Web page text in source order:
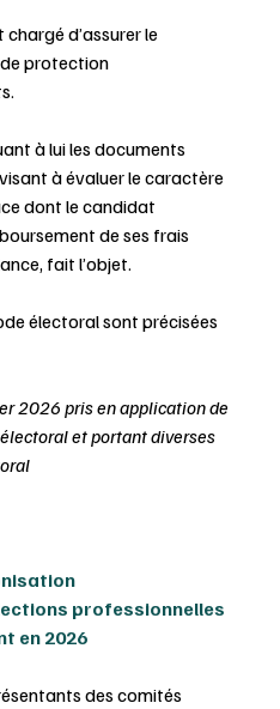
chargé d’assurer le
protection
à lui les documents
à évaluer le caractère
dont le candidat
de ses frais
fait l’objet.
électoral sont précisées
2026 pris en application de
électoral et portant diverses
professionnelles
en 2026
des comités